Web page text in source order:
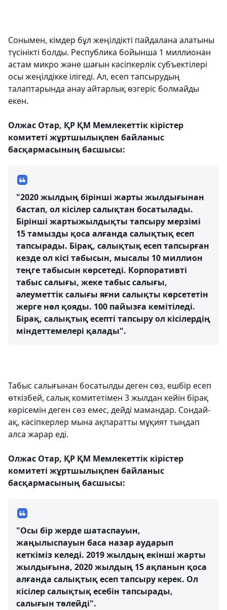
Сонымен, кімдер бұл жеңілдікті пайдалана алатыны
түсінікті болды. Республика бойынша 1 миллионан
астам микро және шағын кәсіпкерлік субъектілері
осы жеңілдікке ілігеді. Ал, есеп тапсырудың
талаптарында анау айтарлық өзгеріс болмайды
екен.
Олжас Отар, ҚР ҚМ Мемлекеттік кірістер
комитеті жұртшылықпен байланыс
басқармасының басшысы:
"2020 жылдың бірінші жарты жылдығынан
бастап, ол кісілер салықтан босатылады.
Бірінші жартыжылдықты тапсыру мерзімі
15 тамызды қоса алғанда салықтық есеп
тапсырады. Бірақ, салықтық есеп тапсырған
кезде ол кісі табысын, мысалы 10 миллион
теңге табысын көрсетеді. Корпоративті
табыс салығы, жеке табыс салығы,
әлеуметтік салығы яғни салықты көрсететін
жерге нөл қояды. 100 пайызға кемітіледі.
Бірақ, салықтық есепті тапсыру ол кісілердің
міндеттемелері қалады".
Табыс салығынан босатылды деген сөз, ешбір есеп
өткізбей, салық комитетімен 3 жылдан кейін бірақ
көрісемін деген сөз емес, дейді мамандар. Сондай-
ақ, кәсіпкерлер мына ақпаратты мұқият тыңдап
алса жарар еді.
Олжас Отар, ҚР ҚМ Мемлекеттік кірістер
комитеті жұртшылықпен байланыс
басқармасының басшысы:
"Осы бір жерде шатаспауын,
жаңылыспауын баса назар аударып
кеткіміз келеді. 2019 жылдың екінші жарты
жылдығына, 2020 жылдың 15 ақпанын қоса
алғанда салықтық есеп тапсыру керек. Ол
кісілер салықтық есебін тапсырады,
салығын төлейді".